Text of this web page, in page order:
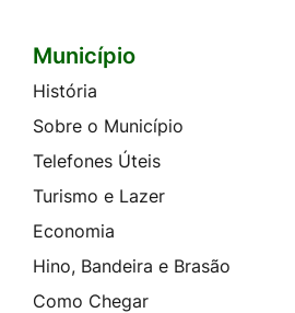
Seção do Rodapé e Contato
Município
História
Sobre o Município
Telefones Úteis
Turismo e Lazer
Economia
Hino, Bandeira e Brasão
Como Chegar